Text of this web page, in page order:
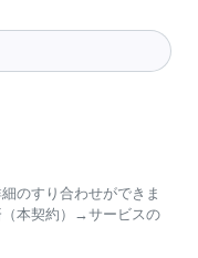
のすり合わせができま
（本契約）→サービスの